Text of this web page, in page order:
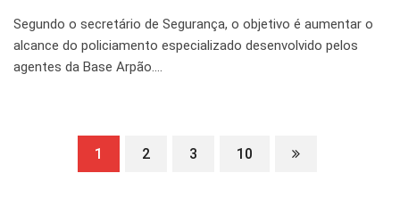
Segundo o secretário de Segurança, o objetivo é aumentar o
alcance do policiamento especializado desenvolvido pelos
agentes da Base Arpão.…
1 2 3 10